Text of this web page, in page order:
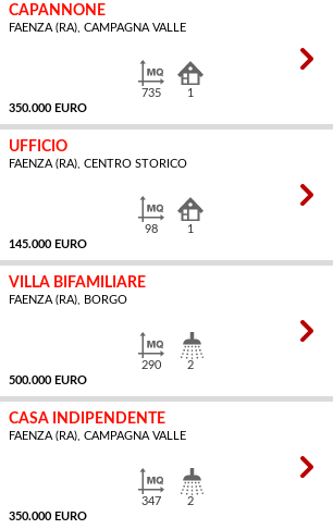
CAPANNONE
FAENZA (RA), CAMPAGNA VALLE
350.000 EURO
735 1
UFFICIO
FAENZA (RA), CENTRO STORICO
145.000 EURO
98 1
VILLA BIFAMILIARE
FAENZA (RA), BORGO
500.000 EURO
290 2
CASA INDIPENDENTE
FAENZA (RA), CAMPAGNA VALLE
350.000 EURO
347 2